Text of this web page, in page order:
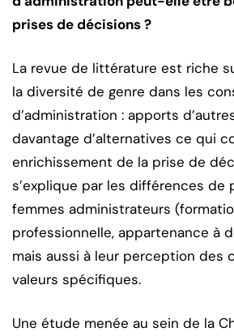
prises de décisions ?
La revue de littérature est riche
la diversité de genre dans les
d’administration : apports
davantage d’alternatives ce qui
enrichissement de la prise de
s’explique par les différences de
femmes administrateurs
professionnelle, appartenance à
mais aussi à leur perception des
valeurs spécifiques.
Une étude menée au sein de la